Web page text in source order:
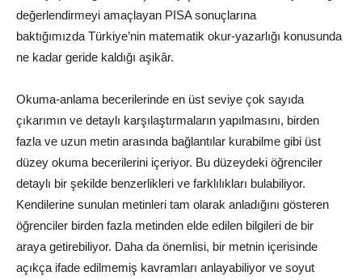
değerlendirmeyi amaçlayan PISA sonuçlarına
baktığımızda Türkiye’nin matematik okur-yazarlığı konusunda
ne kadar geride kaldığı aşikâr.
Okuma-anlama becerilerinde en üst seviye çok sayıda
çıkarımın ve detaylı karşılaştırmaların yapılmasını, birden
fazla ve uzun metin arasında bağlantılar kurabilme gibi üst
düzey okuma becerilerini içeriyor. Bu düzeydeki öğrenciler
detaylı bir şekilde benzerlikleri ve farklılıkları bulabiliyor.
Kendilerine sunulan metinleri tam olarak anladığını gösteren
öğrenciler birden fazla metinden elde edilen bilgileri de bir
araya getirebiliyor. Daha da önemlisi, bir metnin içerisinde
açıkça ifade edilmemiş kavramları anlayabiliyor ve soyut